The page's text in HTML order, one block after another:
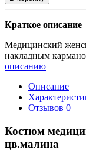
Краткое описание
Медицинский
накладным
описанию
Описание
Отзывов 0
Костюм
цв.малина